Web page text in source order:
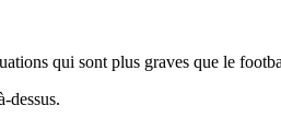
qui sont plus graves que le
dessus.